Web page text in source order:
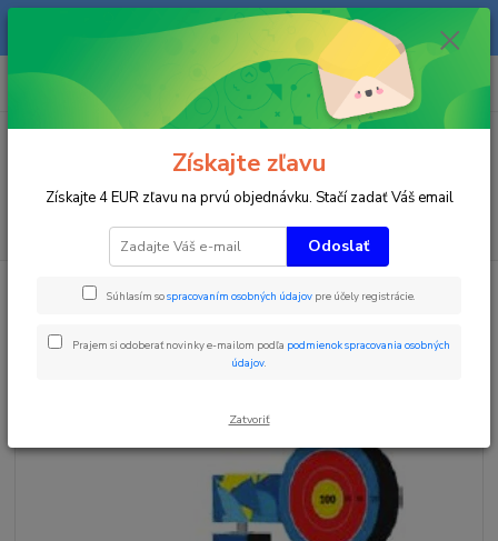
Na našom eshope sa priebežne pracuje a tovar sa priebežne dopĺňa. radi
Vás obslúžime i telefonicky na +421 911 906 066.
+421903906066
(Po-Pia, 9-16 hod.)
Zimné športy
Horizontálny terč -
Získajte zľavu
Získajte 4 EUR zľavu na prvú objednávku. Stačí zadať Váš email
Odoslať
Súhlasím sospracovaním osobných údajov pre účely registrácie.
Prajem si odoberať novinky e-mailom podľa podmienok spracovania osobných
údajov
Zatvoriť